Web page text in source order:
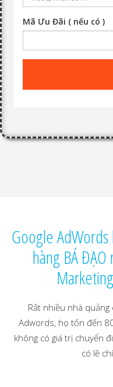
Mã Ưu Đãi ( nếu có )
Google
hàng BÁ
Rất nhiều nhà
Adwords, họ tốn đến
không có giá trị chuyển
có lẽ